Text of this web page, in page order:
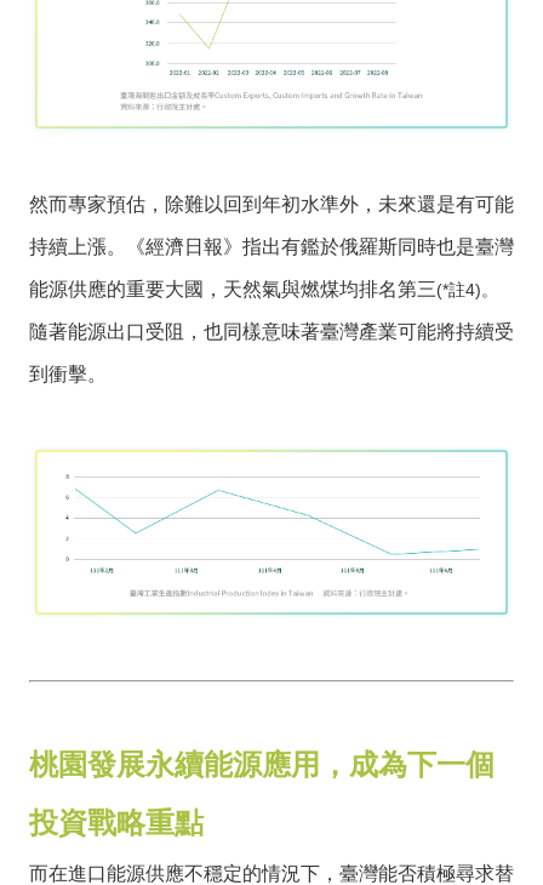
然而專家預估，除難以回到年初水準外，未來還是有可能
持續上漲。《經濟日報》指出有鑑於俄羅斯同時也是臺灣
能源供應的重要大國，天然氣與燃煤均排名第三(*註4)。
隨著能源出口受阻，也同樣意味著臺灣產業可能將持續受
到衝擊。
桃園發展永續能源應用，成為下一個
投資戰略重點
而在進口能源供應不穩定的情況下，臺灣能否積極尋求替